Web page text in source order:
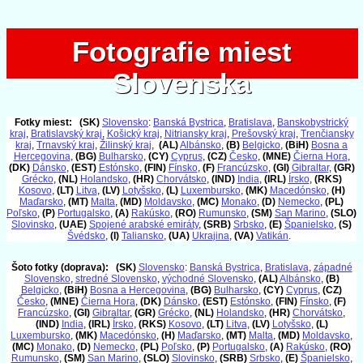
Fotografie miest
Slovenska
Fotografie miest
Slovenska
Fotky miest: (SK) Slovensko: Banská Bystrica, Bratislava, Banskobystrický
kraj, Bratislavský kraj, Košický kraj, Nitriansky kraj, Prešovský kraj, Trenčiansky
kraj, Trnavský kraj, Žilinský kraj, (AL)Albánsko, (B) Belgicko, (BiH) Bosna a
Hercegovina, (BG) Bulharsko, (CY) Cyprus, (CZ) Česko, (MNE) Čierna Hora,
(DK) Dánsko, (EST) Estónsko, (FIN) Fínsko, (F) Francúzsko, (GI) Gibraltar, (GR)
Grécko, (NL) Holandsko, (HR) Chorvátsko, (IND) India, (IRL) Írsko, (RKS)
Kosovo, (LT) Litva, (LV) Lotyšsko, (L) Luxembursko, (MK) Macedónsko, (H)
Maďarsko, (MT) Malta, (MD) Moldavsko, (MC) Monako, (D) Nemecko, (PL)
Poľsko, (P) Portugalsko, (A) Rakúsko, (RO) Rumunsko, (SM) San Marino, (SLO)
Slovinsko, (UAE) Spojené arabské emiráty, (SRB) Srbsko, (E) Španielsko, (S)
Švédsko, (I) Taliansko, (UA) Ukrajina, (VA) Vatikán.
Šoto fotky (doprava): (SK) Slovensko: Banská Bystrica, Bratislava, západné
Slovensko, stredné Slovensko, východné Slovensko, (AL)Albánsko, (B)
Belgicko, (BiH) Bosna a Hercegovina, (BG) Bulharsko, (CY) Cyprus, (CZ)
Česko, (MNE) Čierna Hora, (DK) Dánsko, (EST) Estónsko, (FIN) Fínsko, (F)
Francúzsko, (GI) Gibraltar, (GR) Grécko, (NL) Holandsko, (HR) Chorvátsko,
(IND) India, (IRL) Írsko, (RKS) Kosovo, (LT) Litva, (LV) Lotyšsko, (L)
Luxembursko, (MK) Macedónsko, (H) Maďarsko, (MT) Malta, (MD) Moldavsko,
(MC) Monako, (D) Nemecko, (PL) Poľsko, (P) Portugalsko, (A) Rakúsko, (RO)
Rumunsko, (SM) San Marino, (SLO) Slovinsko, (SRB) Srbsko, (E) Španielsko,